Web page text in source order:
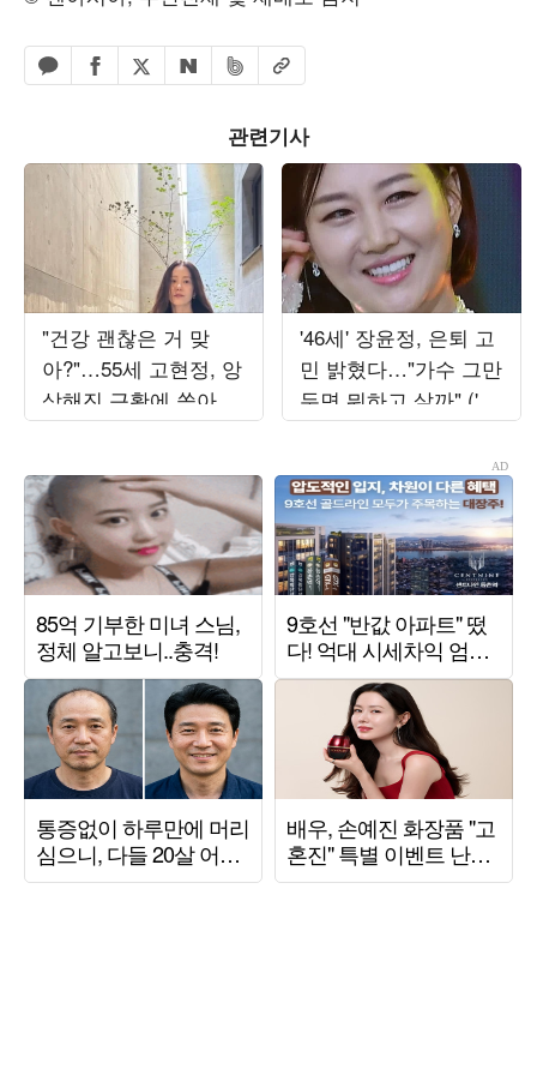
카카오톡 공유하기
페이스북 공유하기
엑스 공유하기
네이버 공유하기
밴드 공유하기
URL복사
관련기사
"건강 괜찮은 거 맞
아?"…55세 고현정, 앙
상해진 근황에 쏟아진
우려
'46세' 장윤정, 은퇴 고
민 밝혔다…"가수 그만
두면 뭐하고 살까" ('장
공장장윤정')